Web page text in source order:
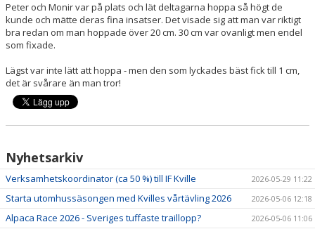
Peter och Monir var på plats och lät deltagarna hoppa så högt de
kunde och mätte deras fina insatser. Det visade sig att man var riktigt
bra redan om man hoppade över 20 cm. 30 cm var ovanligt men endel
som fixade.
Lägst var inte lätt att hoppa - men den som lyckades bäst fick till 1 cm,
det är svårare än man tror!
Nyhetsarkiv
Verksamhetskoordinator (ca 50 %) till IF Kville 2026-05-29 11:22
Starta utomhussäsongen med Kvilles vårtävling 2026 2026-05-06 12:18
Alpaca Race 2026 - Sveriges tuffaste traillopp? 2026-05-06 11:06